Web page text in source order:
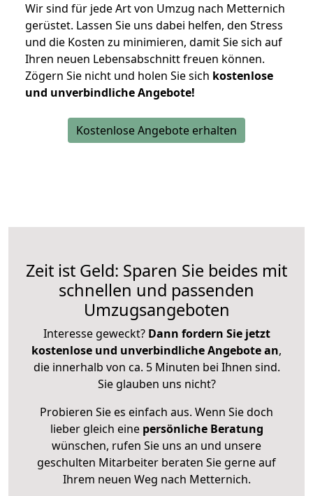
Wir sind für jede Art von Umzug nach Metternich
gerüstet. Lassen Sie uns dabei helfen, den Stress
und die Kosten zu minimieren, damit Sie sich auf
Ihren neuen Lebensabschnitt freuen können.
Zögern Sie nicht und holen Sie sich kostenlose
und unverbindliche Angebote!
Kostenlose Angebote erhalten
Zeit ist Geld: Sparen Sie beides mit
schnellen und passenden
Umzugsangeboten
Interesse geweckt? Dann fordern Sie jetzt
kostenlose und unverbindliche Angebote an,
die innerhalb von ca. 5 Minuten bei Ihnen sind.
Sie glauben uns nicht?
Probieren Sie es einfach aus. Wenn Sie doch
lieber gleich eine persönliche Beratung
wünschen, rufen Sie uns an und unsere
geschulten Mitarbeiter beraten Sie gerne auf
Ihrem neuen Weg nach Metternich.